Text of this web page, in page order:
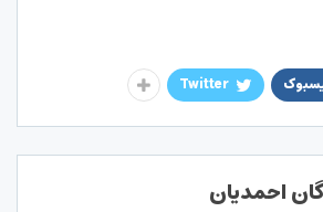
Twitter
احمدیان